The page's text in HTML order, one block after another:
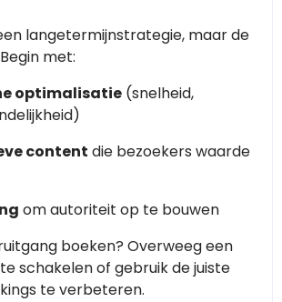
langetermijnstrategie, maar de
met:
optimalisatie (snelheid,
content die bezoekers waarde
om autoriteit op te bouwen
boeken? Overweeg een
schakelen of gebruik de juiste
te verbeteren.